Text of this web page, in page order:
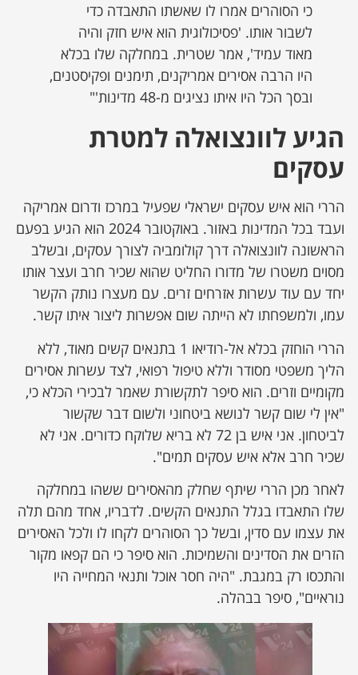
כי הסוהרים אמרו לו שאשתו התאבדה כדי
לשבור אותו. 'פסיכולוגית הוא איש חזק והיה
מאוד עמיד', אמר שטרית. במחלקה שלו בכלא
היו הרבה אסירים אמריקנים, תימנים ופקיסטנים,
ובסך הכל היו איתו נציגים מ-48 מדינות'"
הגיע לוונצואלה למטרת
עסקים
הררי הוא איש עסקים ישראלי שפעיל במרכז ודרום אמריקה
ועבד בכל המדינות באזור. באוקטובר 2024 הוא הגיע בפעם
הראשונה לוונצואלה דרך קולומביה לצורך עסקים, ובשלב
מסוים משטרו של מדורו החליט שהוא שכיר חרב ועצר אותו
יחד עם עוד עשרות אזרחים זרים. עם מעצרו נותק הקשר
עמו, ולמשפחתו לא הייתה שום אפשרות ליצור איתו קשר.
הררי הוחזק בכלא אל-רודיאו 1 בתנאים קשים מאוד, ללא
הליך משפטי מסודר וללא טיפול רפואי, לצד עשרות אסירים
מקומיים וזרים. הוא סיפר לתקשורת שאמר לבכירי הכלא כי,
"אין לי שום קשר לנושא ביטחוני ולשום דבר שקשור
לביטחון. אני איש בן 72 לא בריא שלוקח כדורים. אני לא
שכיר חרב אלא איש עסקים תמים".
לאחר מכן הררי שיתף שחלק מהאסירים ששהו במחלקה
שלו התאבדו בגלל התנאים הקשים. לדבריו, אחד מהם תלה
את עצמו עם סדין, ובשל כך הסוהרים לקחו לו ולכל האסירים
הזרים את הסדינים והשמיכות. הוא סיפר כי הם קפאו מקור
והתכסו רק במגבת. "היה חסר אוכל ותנאי המחייה היו
נוראיים", סיפר בבהלה.